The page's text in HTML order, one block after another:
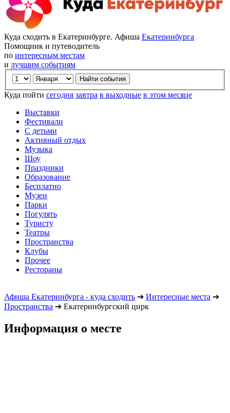
Куда сходить в Екатеринбурге. Афиша Екатеринбурга
Помощник и путеводитель
по интересным местам
и лучшим событиям
Куда пойти сегодня завтра в выходные в этом месяце
Выставки
Фестивали
С детьми
Активный отдых
Музыка
Шоу
Праздники
Образование
Бесплатно
Музеи
Парки
Погулять
Туристу
Театры
Пространства
Клубы
Прочее
Рестораны
Афиша Екатеринбурга - куда сходить ➔ Интересные места ➔
Пространства ➔ Екатеринбургский цирк
Информация о месте